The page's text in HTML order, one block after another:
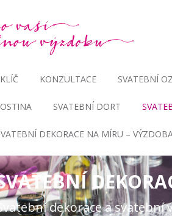
KONZULTACE SVATEBNÍ
SVATEBNÍ DORT
DEKORACE NA MÍRU –
dekorace a svatební